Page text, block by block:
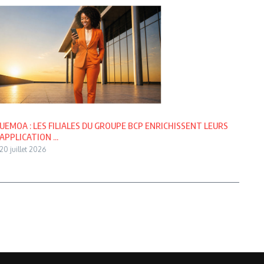
UEMOA : LES FILIALES DU GROUPE BCP ENRICHISSENT LEURS
APPLICATION ...
20 juillet 2026